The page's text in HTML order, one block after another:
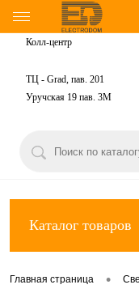
Колл-центр
ТЦ - Grad, пав. 201
Уручская 19 пав. 3М
Каталог товаров
Главная страница •